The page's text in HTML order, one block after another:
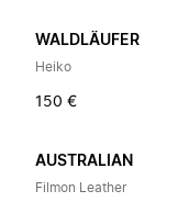
WALDLÄUFER
Heiko
150 €
AUSTRALIAN
Filmon Leather